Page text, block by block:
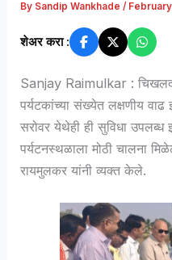
By Sandip Wankhade/
शेअर करा :
Sanjay Raimulkar :
पर्यटकांच्या संख्येत लक्षणीय
सरोवर येथेही ही सुविधा उपलब्ध
पर्यटनस्थळाला मोठी चालना
रायमुलकर यांनी व्यक्त केले.